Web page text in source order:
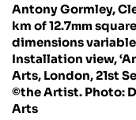
Antony Gormley,
km of 12.7㎜
dimensions
Installation view,
Arts, London, 21st
©the Artist. Photo:
Arts